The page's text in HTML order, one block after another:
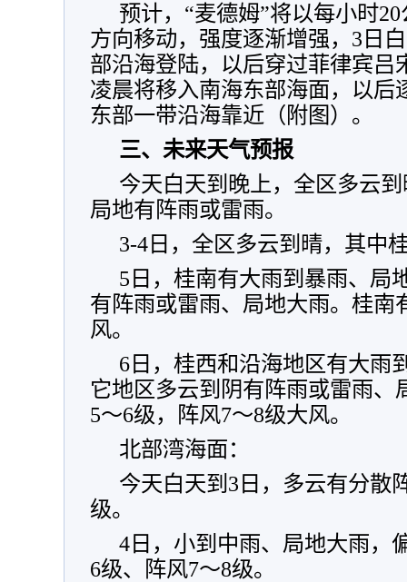
预计，“麦德姆”将以每小时
方向移动，强度逐渐增强，3日
部沿海登陆，以后穿过菲律宾吕
凌晨将移入南海东部海面，以后
东部一带沿海靠近（附图）。
三、未来天气预报
今天白天到晚上，全区多云
局地有阵雨或雷雨。
3-4日，全区多云到晴，其中
5日，桂南有大雨到暴雨、局
有阵雨或雷雨、局地大雨。桂南
风。
6日，桂西和沿海地区有大雨
它地区多云到阴有阵雨或雷雨、
5～6级，阵风7～8级大风。
北部湾海面：
今天白天到3日，多云有分散
级。
4日，小到中雨、局地大雨，
6级、阵风7～8级。